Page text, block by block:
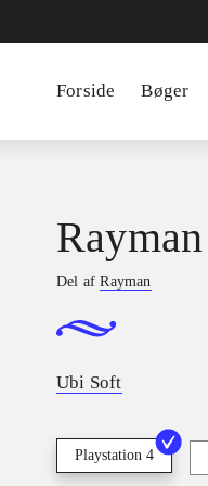
Forside Bøger
Del afRayman
Ubi Soft
Playstation 4